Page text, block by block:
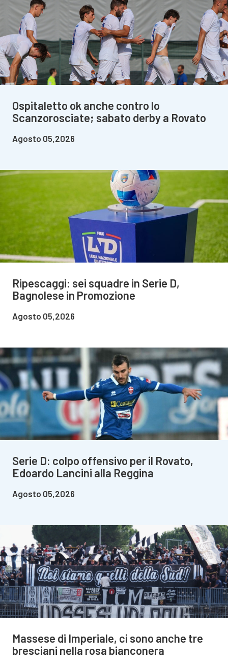
Ospitaletto ok anche contro lo
Scanzorosciate; sabato derby a Rovato
Agosto 05,2026
Ripescaggi: sei squadre in Serie D,
Bagnolese in Promozione
Agosto 05,2026
Serie D: colpo offensivo per il Rovato,
Edoardo Lancini alla Reggina
Agosto 05,2026
Massese di Imperiale, ci sono anche tre
bresciani nella rosa bianconera